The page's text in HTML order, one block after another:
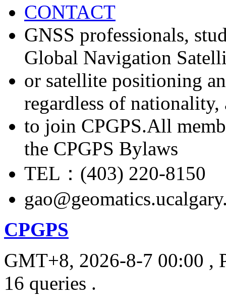
CONTACT
GNSS professionals,
Global Navigation
or satellite positioning
regardless of nationality,
to join CPGPS.All
the CPGPS Bylaws
TEL：(403) 220-8150
CPGPS
GMT+8, 2026-8-7 00:00 ,
16 queries .